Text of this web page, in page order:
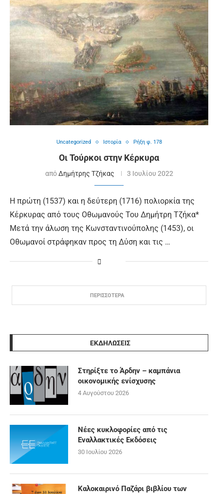
Uncategorized Ιστορία Ρήξη φ. 178
Οι Τούρκοι στην Κέρκυρα
απόΔημήτρης Τζήκας 3 Ιουλίου 2022
Η πρώτη (1537) και η δεύτερη (1716) πολιορκία της
Κέρκυρας από τους Οθωμανούς Του Δημήτρη Τζήκα*
Μετά την άλωση της Κωνσταντινούπολης (1453), οι
Οθωμανοί στράφηκαν προς τη Δύση και τις …
ΠΕΡΙΣΣΟΤΕΡΑ
ΕΚΔΗΛΩΣΕΙΣ
Στηρίξτε το Άρδην – καμπάνια
οικονομικής ενίσχυσης
4 Αυγούστου 2026
Νέες κυκλοφορίες από τις
Εναλλακτικές Εκδόσεις
30 Ιουλίου 2026
Καλοκαιρινό Παζάρι βιβλίου των